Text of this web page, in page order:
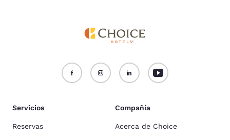
Servicios
Reservas
Compañía
Acerca de Choice